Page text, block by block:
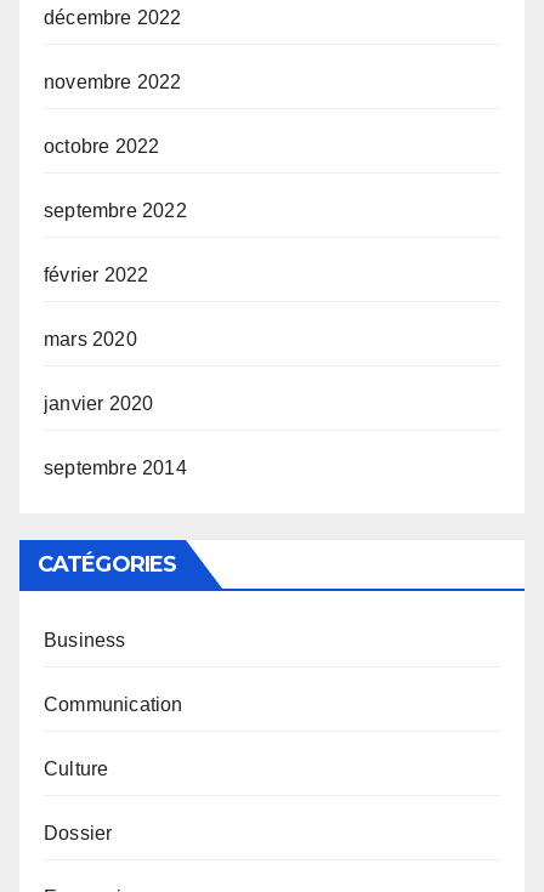
décembre 2022
novembre 2022
octobre 2022
septembre 2022
février 2022
mars 2020
janvier 2020
septembre 2014
CATÉGORIES
Business
Communication
Culture
Dossier